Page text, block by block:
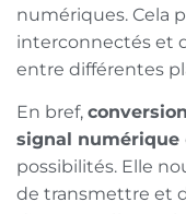
numériques. Cela
interconnectés et
entre différentes
En bref,
signal numérique
possibilités. Elle
de transmettre et